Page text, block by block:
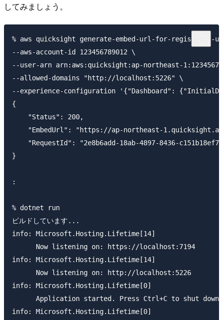
してみましょう。
% aws quicksight generate-embed-url-for-registered-
--aws-account-id 123456789012 \
--user-arn arn:aws:quicksight:ap-northeast-
--allowed-domains "http://localhost:5226" \
--experience-configuration '{"Dashboard":
{
    "Status": 200,
"EmbedUrl": "https://ap-northeast-
"RequestId": "2e8b6add-18ab-4897-8436-
}
:
% dotnet run
ビルドしています...
info: Microsoft.Hosting.Lifetime[14]
      Now listening on: https://localhost:7194
info: Microsoft.Hosting.Lifetime[14]
      Now listening on: http://localhost:5226
info: Microsoft.Hosting.Lifetime[0]
      Application started. Press Ctrl+C to shut down.
info: Microsoft.Hosting.Lifetime[0]